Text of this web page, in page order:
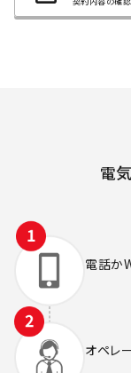
電
電話か
オペレ